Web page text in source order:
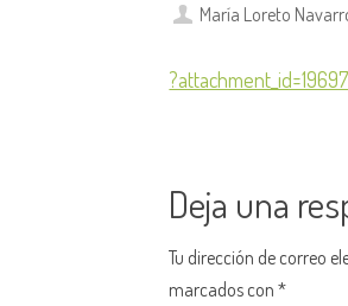
María Loreto
?attachment_id=19697
Deja una
Tu dirección de correo
marcados con*